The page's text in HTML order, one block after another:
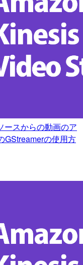
ースからの動画のア
GStreamerの使用方